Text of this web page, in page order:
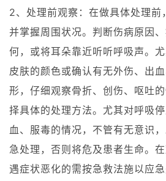
2、处理前观察：在做具体处理前
并掌握周围状况。判断伤病原因
何，或将耳朵靠近听听呼吸声。尤
皮肤的颜色或确认有无外伤、出
形，仔细观察骨折、创伤、呕吐
择具体的处理方法。尤其对呼吸
血、服毒的情况，不管有无意识
急处理，否则将危及患者生命。在
遇症状恶化的需按急救法施以应